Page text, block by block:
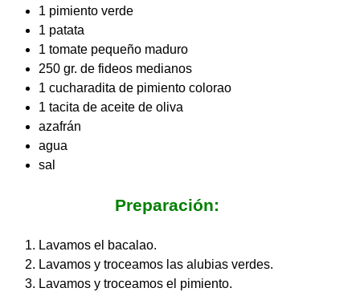
1 pimiento verde
1 patata
1 tomate pequeño maduro
250 gr. de fideos medianos
1 cucharadita de pimiento colorao
1 tacita de aceite de oliva
azafrán
agua
sal
Preparación:
Lavamos el bacalao.
Lavamos y troceamos las alubias verdes.
Lavamos y troceamos el pimiento.